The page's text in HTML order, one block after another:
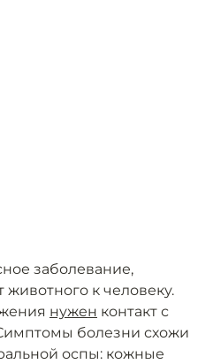
заболевание,
животного к человеку.
нужен контакт с
болезни схожи
оспы: кожные